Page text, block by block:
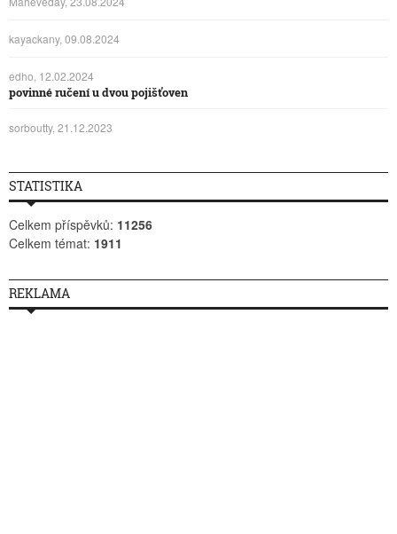
kayackany, 09.08.2024
edho, 12.02.2024
povinné ručení u dvou pojišťoven
sorboutty, 21.12.2023
STATISTIKA
Celkem příspěvků: 11256
Celkem témat: 1911
REKLAMA